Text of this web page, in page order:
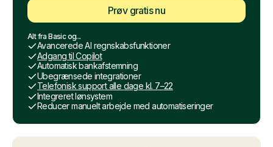
Prøv gratis nu
Alt fra Basic og...
Avancerede AI regnskabsfunktioner
Adgang til Copilot
Automatisk bankafstemning
Ubegrænsede integrationer
Telefonisk support alle dage kl. 7–22
Integreret lønsystem
Reducer manuelt arbejde med automatiseringer